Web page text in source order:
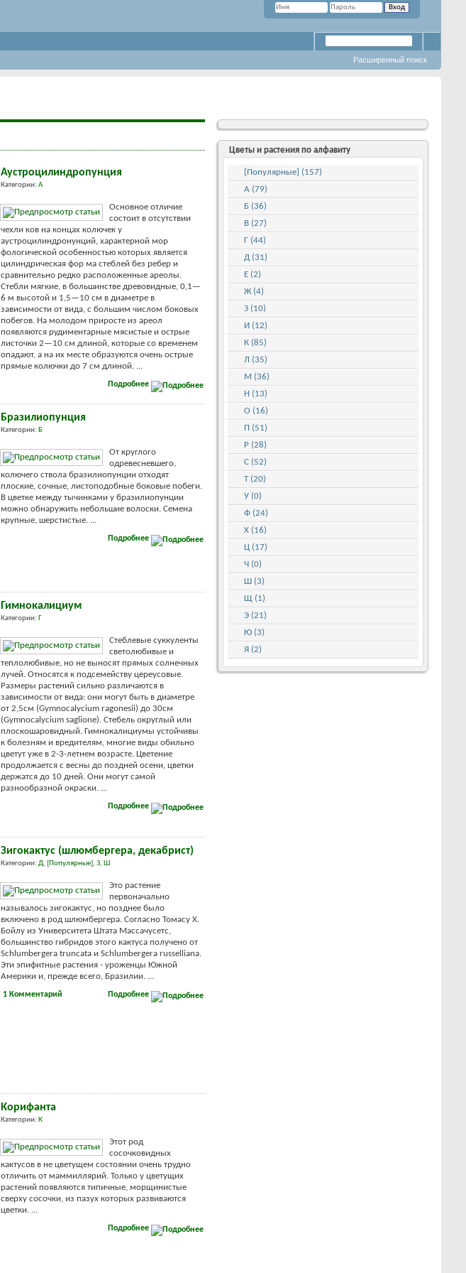
Расширенный поиск
Аустроцилиндропунция
Категории: А
Основное отличие
состоит в отсутствии
чехли ков на концах колючек у
аустроцилиндронунций, характерной мор
фологической особенностью которых является
цилиндрическая фор ма стеблей без ребер и
сравнительно редко расположенные ареолы.
Стебли мягкие, в большинстве древовидные, 0,1—
6 м выcотой и 1,5—10 см в диаметре в
зависимости от вида, с большим числом боковых
побегов. На молодом приросте из ареол
появляются рудиментарные мясистые и острые
листочки 2—10 см длиной, которые со временем
опадают, а на их месте образуются очень острые
прямые колючки до 7 см длиной. ...
Подробнее
Бразилиопунция
Категории: Б
От круглого
одревесневшего,
колючего ствола бразилиопунции отходят
плоские, сочные, листоподобные боковые побеги.
В цветке между тычинками у бразилиопунции
можно обнаружить небольшие волоски. Семена
крупные, шерстистые. ...
Подробнее
Гимнокалициум
Категории: Г
Стеблевые суккуленты
светолюбивые и
теплолюбивые, но не выносят прямых солнечных
лучей. Относятся к подсемейству цереусовые.
Размеры растений сильно различаются в
зависимости от вида: они могут быть в диаметре
от 2,5см (Gymnocalycium ragonesii) до 30см
(Gymnocalycium saglione). Стебель округлый или
плоскошаровидный. Гимнокалициумы устойчивы
к болезням и вредителям, многие виды обильно
цветут уже в 2-3-летнем возрасте. Цветение
продолжается с весны до поздней осени, цветки
держатся до 10 дней. Они могут самой
разнообразной окраски. ...
Подробнее
Зигокактус (шлюмбергера, декабрист)
Категории: Д, [Популярные], З, Ш
Это растение
первоначально
называлось зигокактус, но позднее было
включено в род шлюмбергера. Согласно Томасу Х.
Бойлу из Университета Штата Массачусетс,
большинство гибридов этого кактуса получено от
Schlumbergera truncata и Schlumbergera russelliana.
Эти эпифитные растения - уроженцы Южной
Америки и, прежде всего, Бразилии. ...
Подробнее
1 Комментарий
Корифанта
Категории: К
Этот род
сосочковидных
кактусов в не цветущем состоянии очень трудно
отличить от маммиллярий. Только у цветущих
растений появляются типичные, морщинистые
сверху сосочки, из пазух которых развиваются
цветки. ...
Подробнее
Цветы и растения по алфавиту
[Популярные] (157)
А (79)
Б (36)
В (27)
Г (44)
Д (31)
Е (2)
Ж (4)
З (10)
И (12)
К (85)
Л (35)
М (36)
Н (13)
О (16)
П (51)
Р (28)
С (52)
Т (20)
У (0)
Ф (24)
Х (16)
Ц (17)
Ч (0)
Ш (3)
Щ (1)
Э (21)
Ю (3)
Я (2)